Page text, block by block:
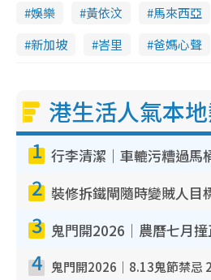
娛樂 黃依汶 馬來西亞
新加坡
峇里 爸媽心聲
港生活人氣本
1
2
3
4